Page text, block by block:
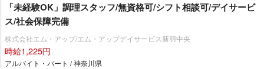
「未経験OK」調理スタッフ/無資格可/シフト相談可/デイサービ
ス/社会保障完備
株式会社エム・アップ/エム・アップデイサービス新羽中央
時給1,225円
アルバイト・パート / 神奈川県